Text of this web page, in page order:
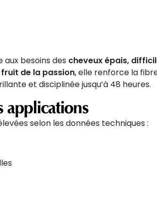
besoins des cheveux épais,
fruit de la passion, elle renforce la
et disciplinée jusqu’à 48 heures.
applications
selon les données techniques :